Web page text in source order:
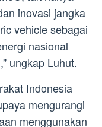
inovasi jangka
vehicle sebagai
nasional
ungkap Luhut.
Indonesia
mengurangi
menggunakan